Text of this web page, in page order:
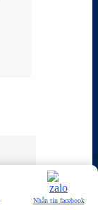
Nhắn tin facebook